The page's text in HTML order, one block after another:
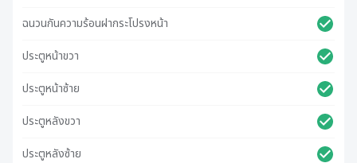
ฉนวนกันความร้อนฝากระโปรงหน้า
ประตูหน้าขวา
ประตูหน้าซ้าย
ประตูหลังขวา
ประตูหลังซ้าย